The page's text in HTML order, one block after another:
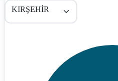
KIRŞEHİR